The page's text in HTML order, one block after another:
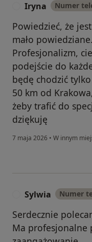
Iryna Numer
Powiedzieć, że
mało
Profesjonalizm,
podejście do
będę chodzić
50 km od
żeby trafić do
dziękuję
7 maja 2026 • W innym
Sylwia Numer
Serdecznie
Ma profesjonalne